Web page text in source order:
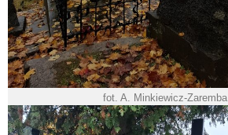
fot. A. Minkiewicz-Zaremba